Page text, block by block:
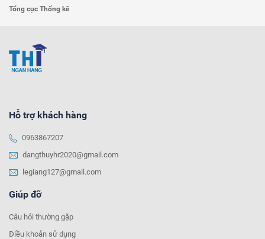
Tổng cục Thống kê
Hỗ trợ khách hàng
0963867207
dangthuyhr2020@gmail.com
legiang127@gmail.com
Giúp đỡ
Câu hỏi thường gặp
Điều khoản sử dụng